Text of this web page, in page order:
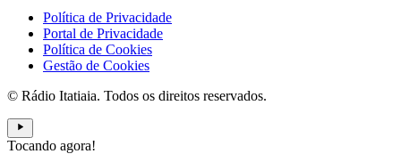
Política de Privacidade
Portal de Privacidade
Política de Cookies
Gestão de Cookies
© Rádio Itatiaia. Todos os direitos reservados.
Tocando agora!